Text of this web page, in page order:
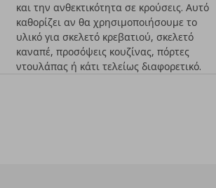
και την ανθεκτικότητα σε κρούσεις. Αυτό
καθορίζει αν θα χρησιμοποιήσουμε το
υλικό για σκελετό κρεβατιού, σκελετό
καναπέ, προσόψεις κουζίνας, πόρτες
ντουλάπας ή κάτι τελείως διαφορετικό.